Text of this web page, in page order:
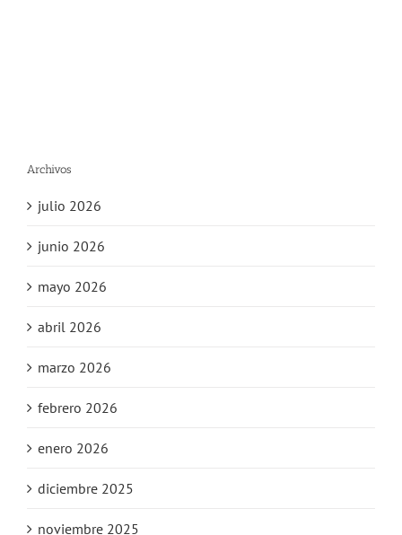
Archivos
julio 2026
junio 2026
mayo 2026
abril 2026
marzo 2026
febrero 2026
enero 2026
diciembre 2025
noviembre 2025